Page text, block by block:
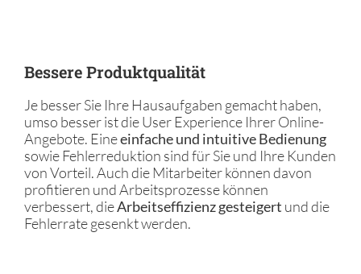
Bessere Produktqualität
Je besser Sie Ihre Hausaufgaben gemacht haben,
umso besser ist die User Experience Ihrer Online-
Angebote. Eineeinfache und intuitive Bedienung
sowie Fehlerreduktion sind für Sie und Ihre Kunden
von Vorteil. Auch die Mitarbeiter können davon
profitieren und Arbeitsprozesse können
verbessert, dieArbeitseffizienz gesteigert und die
Fehlerrate gesenkt werden.